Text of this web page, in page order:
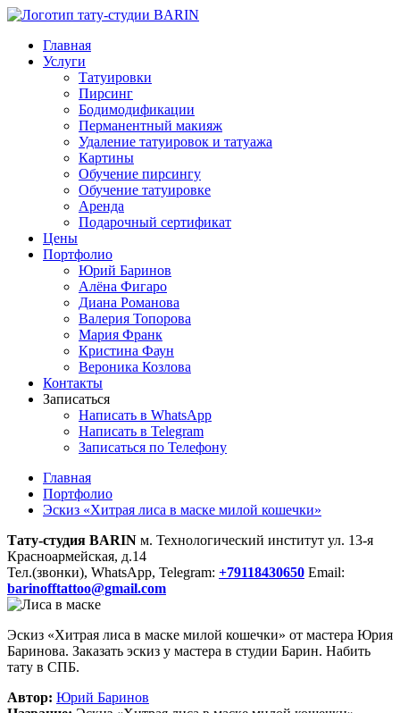
Главная
Услуги
Татуировки
Пирсинг
Бодимодификации
Перманентный макияж
Удаление татуировок и татуажа
Картины
Обучение пирсингу
Обучение татуировке
Аренда
Подарочный сертификат
Цены
Портфолио
Юрий Баринов
Алёна Фигаро
Диана Романова
Валерия Топорова
Мария Франк
Кристина Фаун
Вероника Козлова
Контакты
Записаться
Написать в WhatsApp
Написать в Telegram
Записаться по Телефону
Главная
Портфолио
Эскиз «Хитрая лиса в маске милой кошечки»
Тату-студия BARIN м. Технологический институт ул. 13-я
Красноармейская, д.14
Тел.(звонки), WhatsApp, Telegram: +79118430650 Email:
barinofftattoo@gmail.com
Эскиз «Хитрая лиса в маске милой кошечки» от мастера Юрия
Баринова. Заказать эскиз у мастера в студии Барин. Набить
тату в СПБ.
Автор: Юрий Баринов